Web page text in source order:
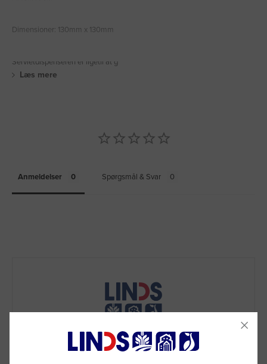
Dimensioner: 130mm x 130mm
Servietdispenseren er ligetil at g
Læs mere
Anmeldelser Spørgsmål & Svar